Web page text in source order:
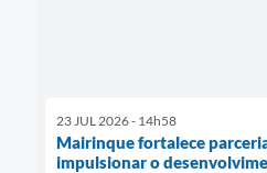
23 JUL 2026 - 14h58
Mairinque fortalece
impulsionar o